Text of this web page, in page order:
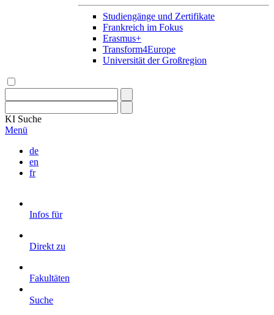
Studiengänge und Zertifikate
Frankreich im Fokus
Erasmus+
Transform4Europe
Universität der Großregion
KI Suche
Menü
de
en
fr
Infos für
Direkt zu
Fakultäten
Suche